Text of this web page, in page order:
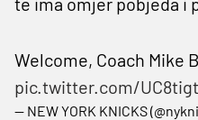
Welcome, Coach Mike
pic.twitter.com/
— NEW YORK KNICKS